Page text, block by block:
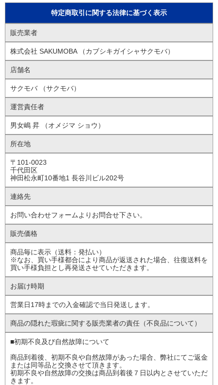
特定商取引に関する法律に基づく表示
販売業者
株式会社 SAKUMOBA （カブシキガイシャサクモバ）
店舗名
サクモバ （サクモバ）
運営責任者
男女嶋 昇 （オメジマ ショウ）
所在地
〒101-0023
千代田区
神田松永町10番地1 長谷川ビル202号
連絡先
お問い合わせフォームよりお問合せ下さい。
販売価格
商品毎に表示（送料：発払い）
※なお、買い手様都合により商品が返送された場合、往復送料を
買い手様負担とし再発送させていただきます。
お届け時期
営業日17時までの入金確認で当日発送します。
商品の隠れた瑕疵に関する販売業者の責任 （不良品について）
■初期不良及び自然故障について
商品到着後、初期不良や自然故障があった場合、弊社にてご返金
または同等品と交換させて頂きます。
初期不良や自然故障の交換は商品到着後７日以内とさせていただ
きます。